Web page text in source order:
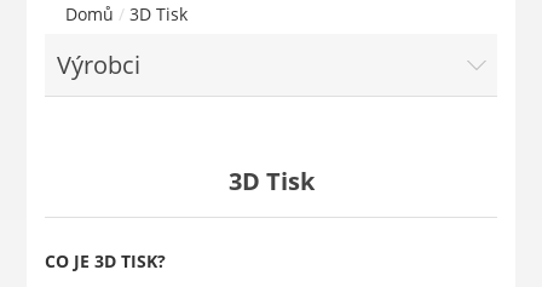
Domů / 3D Tisk
Výrobci
3D Tisk
CO JE 3D TISK?